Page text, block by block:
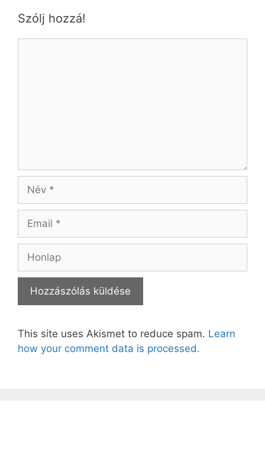
Szólj hozzá!
Név
Email
Honlap
This site uses Akismet to reduce spam. Learn
how your comment data is processed.